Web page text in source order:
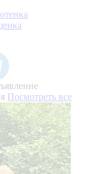
Посмотреть все